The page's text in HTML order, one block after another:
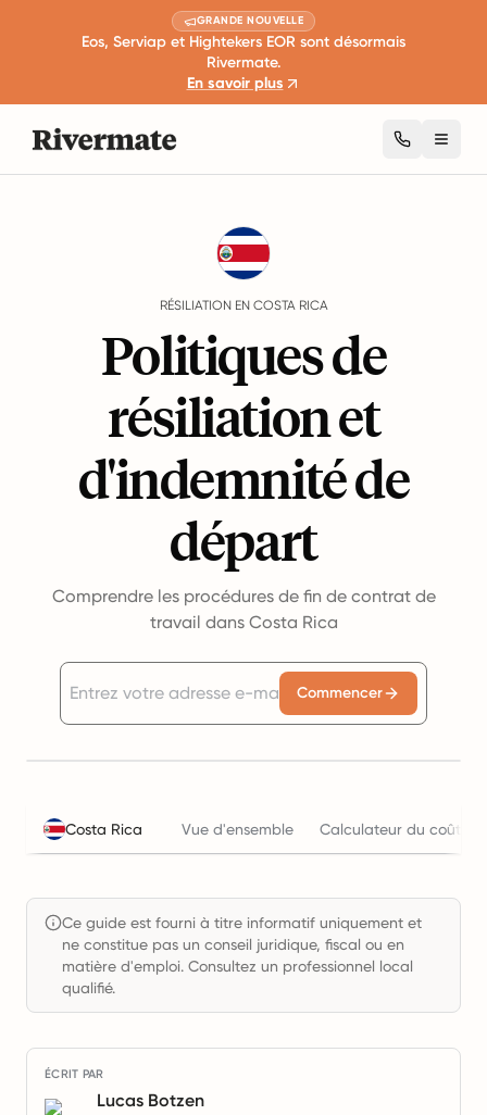
GRANDE NOUVELLE
Eos, Serviap et Hightekers EOR sont désormais
Rivermate.
En savoir plus
RÉSILIATION EN COSTA RICA
Politiques de
résiliation et
d'indemnité de
départ
Comprendre les procédures de fin de contrat de
travail dans Costa Rica
Commencer
Costa Rica Vue d'ensemble Calculateur du coût de
Ce guide est fourni à titre informatif uniquement et
ne constitue pas un conseil juridique, fiscal ou en
matière d'emploi. Consultez un professionnel local
qualifié.
ÉCRIT PAR
Lucas Botzen